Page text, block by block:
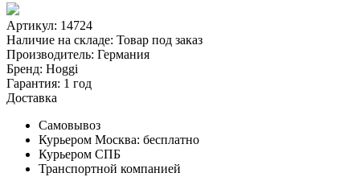
Артикул: 14724
Наличие на складе: Товар под заказ
Производитель: Германия
Бренд: Hoggi
Гарантия: 1 год
Доставка
Самовывоз
Курьером Москва: бесплатно
Курьером СПБ
Транспортной компанией